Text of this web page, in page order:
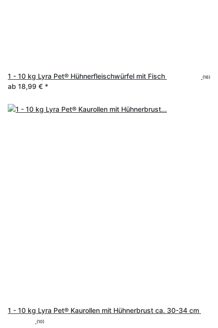
1 - 10 kg Lyra Pet® Hühnerfleischwürfel mit Fisch (16)
ab 18,99 € *
1 - 10 kg Lyra Pet® Kaurollen mit Hühnerbrust ca. 30-34 cm
(10)